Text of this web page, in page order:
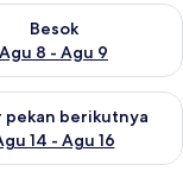
- Agu 8
Besok
Agu 8 - Agu 9
untuk
7 - Agu 9
pekan berikutnya
14 - Agu 16
untuk